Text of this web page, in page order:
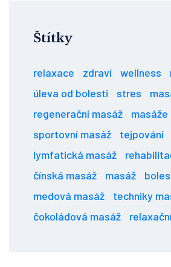
Štítky
relaxace zdraví wellness
úleva od bolesti
stres
regenerační masáž
masáže
sportovní masáž
tejpování
lymfatická masáž
čínská masáž
masáž
medová masáž
techniky
čokoládová masáž